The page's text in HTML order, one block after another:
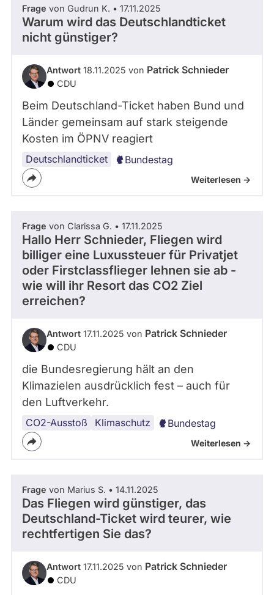
Frage von Gudrun K. • 17.11.2025
Warum wird das Deutschlandticket
nicht günstiger?
Antwort 18.11.2025 von Patrick Schnieder
CDU
Beim Deutschland-Ticket haben Bund und
Länder gemeinsam auf stark steigende
Kosten im ÖPNV reagiert
Deutschlandticket Bundestag
Weiterlesen ->
Frage von Clarissa G. • 17.11.2025
Hallo Herr Schnieder, Fliegen wird
billiger eine Luxussteuer für Privatjet
oder Firstclassflieger lehnen sie ab -
wie will ihr Resort das CO2 Ziel
erreichen?
Antwort 17.11.2025 von Patrick Schnieder
CDU
die Bundesregierung hält an den
Klimazielen ausdrücklich fest – auch für
den Luftverkehr.
CO2-Ausstoß Klimaschutz Bundestag
Weiterlesen ->
Frage von Marius S. • 14.11.2025
Das Fliegen wird günstiger, das
Deutschland-Ticket wird teurer, wie
rechtfertigen Sie das?
Antwort 17.11.2025 von Patrick Schnieder
CDU